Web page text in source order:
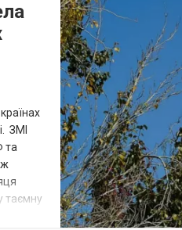
ЗМІ
та
таємну